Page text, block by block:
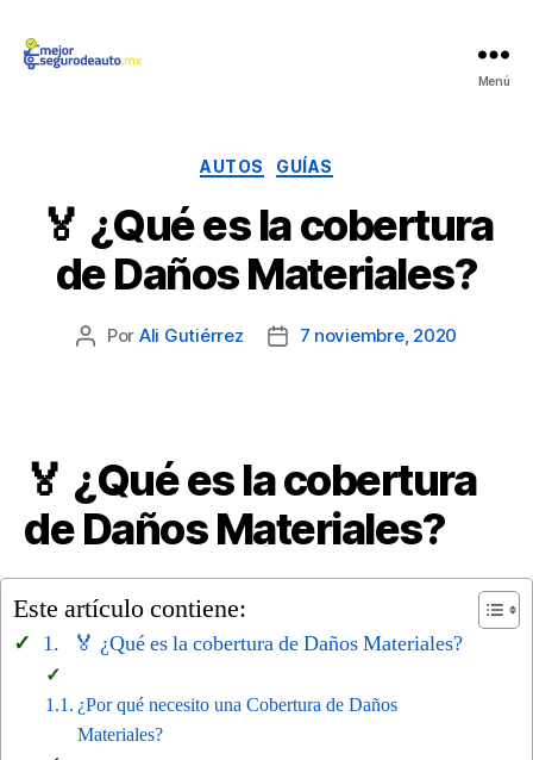
Menú
Categorías
AUTOS GUÍAS
🏅 ¿Qué es la cobertura
de Daños Materiales?
Autor
Por Ali Gutiérrez
Fecha7 noviembre, 2020
🏅 ¿Qué es la cobertura
de Daños Materiales?
Este artículo contiene:
🏅 ¿Qué es la cobertura de Daños Materiales?
¿Por qué necesito una Cobertura de Daños
Materiales?